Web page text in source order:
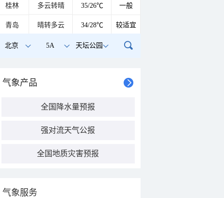
桂林 多云转晴 35/26℃ 一般
青岛 晴转多云 34/28℃ 较适宜
北京 5A 天坛公园
气象产品
全国降水量预报
强对流天气公报
全国地质灾害预报
气象服务